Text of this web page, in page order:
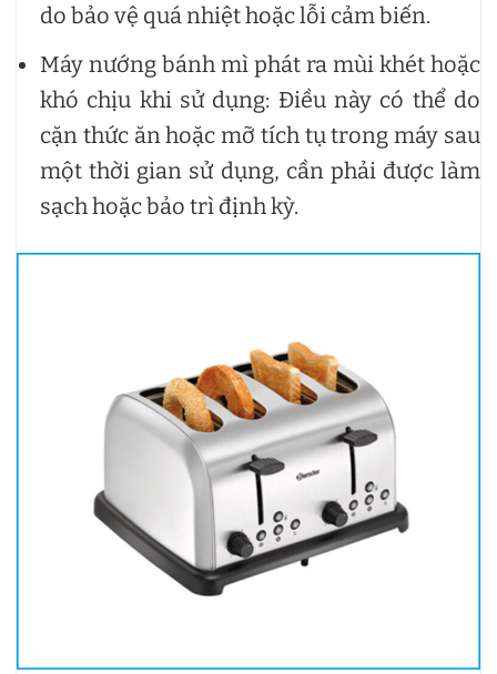
do bảo vệ quá nhiệt hoặc lỗi cảm biến.
Máy nướng bánh mì phát ra mùi khét hoặc
khó chịu khi sử dụng: Điều này có thể do
cặn thức ăn hoặc mỡ tích tụ trong máy sau
một thời gian sử dụng, cần phải được làm
sạch hoặc bảo trì định kỳ.